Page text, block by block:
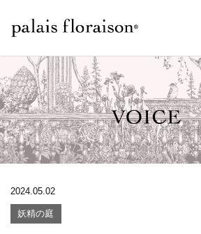
2024.05.02
妖精の庭